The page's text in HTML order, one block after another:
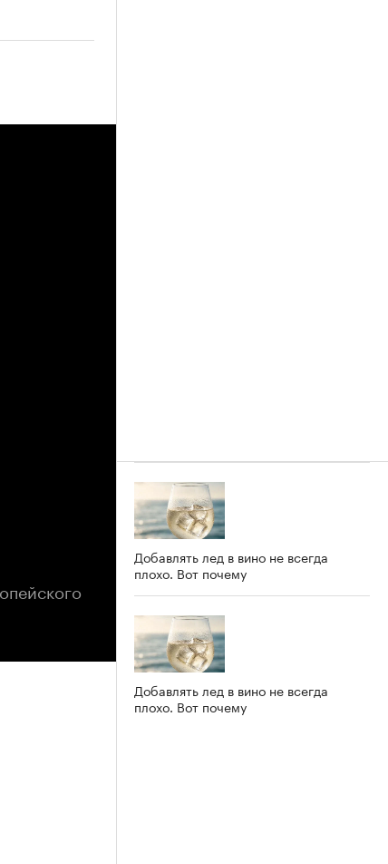
Добавлять лед в вино не всегда
плохо. Вот почему
Добавлять лед в вино не всегда
плохо. Вот почему